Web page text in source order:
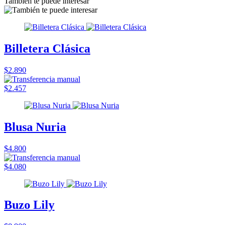
Billetera Clásica
$2.890
$2.457
Blusa Nuria
$4.800
$4.080
Buzo Lily